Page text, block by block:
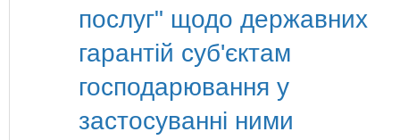
послуг" щодо державних
гарантій суб'єктам
господарювання у
застосуванні ними